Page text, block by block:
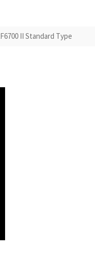
II Standard Type